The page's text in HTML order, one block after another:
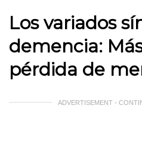
Los variados
demencia:
pérdida de
ADVERTISEMENT -